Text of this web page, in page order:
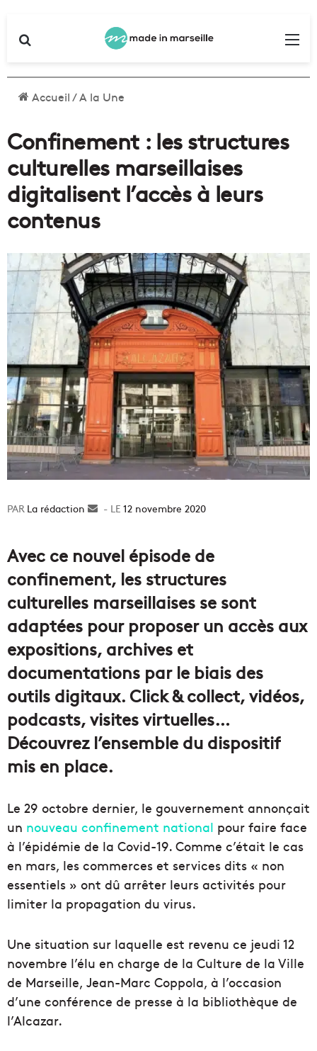
Accueil/A la Une
Confinement : les structures
culturelles marseillaises
digitalisent l’accès à leurs
contenus
La rédaction
Envoyer12 novembre 2020
Avec ce nouvel épisode de
confinement, les structures
culturelles marseillaises se sont
adaptées pour proposer un accès aux
expositions, archives et
documentations par le biais des
outils digitaux. Click & collect, vidéos,
podcasts, visites virtuelles…
Découvrez l’ensemble du dispositif
mis en place.
Le 29 octobre dernier, le gouvernement annonçait
un nouveau confinement national pour faire face
à l’épidémie de la Covid-19. Comme c’était le cas
en mars, les commerces et services dits « non
essentiels » ont dû arrêter leurs activités pour
limiter la propagation du virus.
Une situation sur laquelle est revenu ce jeudi 12
novembre l’élu en charge de la Culture de la Ville
de Marseille, Jean-Marc Coppola, à l’occasion
d’une conférence de presse à la bibliothèque de
l’Alcazar.